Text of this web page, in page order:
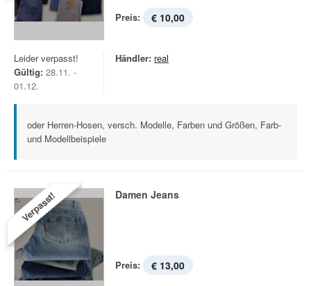
Preis: € 10,00
Leider verpasst!
Gültig: 28.11. -
01.12.
Händler: real
oder Herren-Hosen, versch. Modelle, Farben und Größen, Farb-
und Modellbeispiele
Verpasst! Damen Jeans
Preis: € 13,00